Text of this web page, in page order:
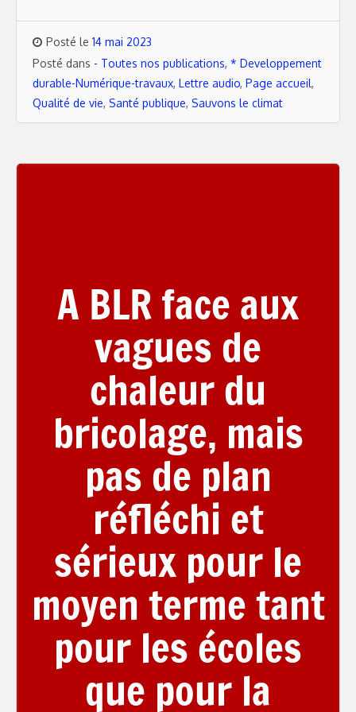
Posté le 14 mai 2023
Posté dans - Toutes nos publications, * Developpement
durable-Numérique-travaux, Lettre audio, Page accueil,
Qualité de vie, Santé publique, Sauvons le climat
A BLR face aux
vagues de
chaleur du
bricolage, mais
pas de plan
réfléchi et
sérieux pour le
moyen terme tant
pour les écoles
que pour la